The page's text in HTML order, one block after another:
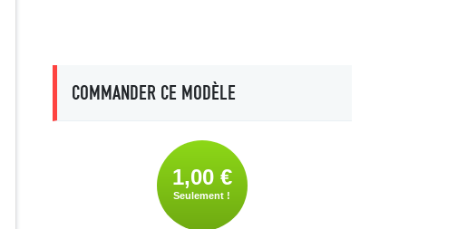
COMMANDER CE MODÈLE
1,00 €
Seulement !